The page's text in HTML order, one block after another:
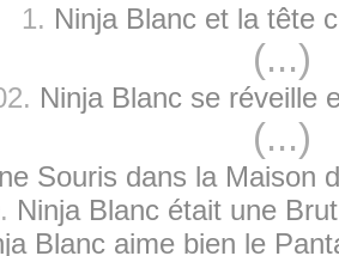
1. Ninja Blanc et la tête
(...)
Ninja Blanc se réveille
(...)
Souris dans la Maison
Ninja Blanc était une
Blanc aime bien le